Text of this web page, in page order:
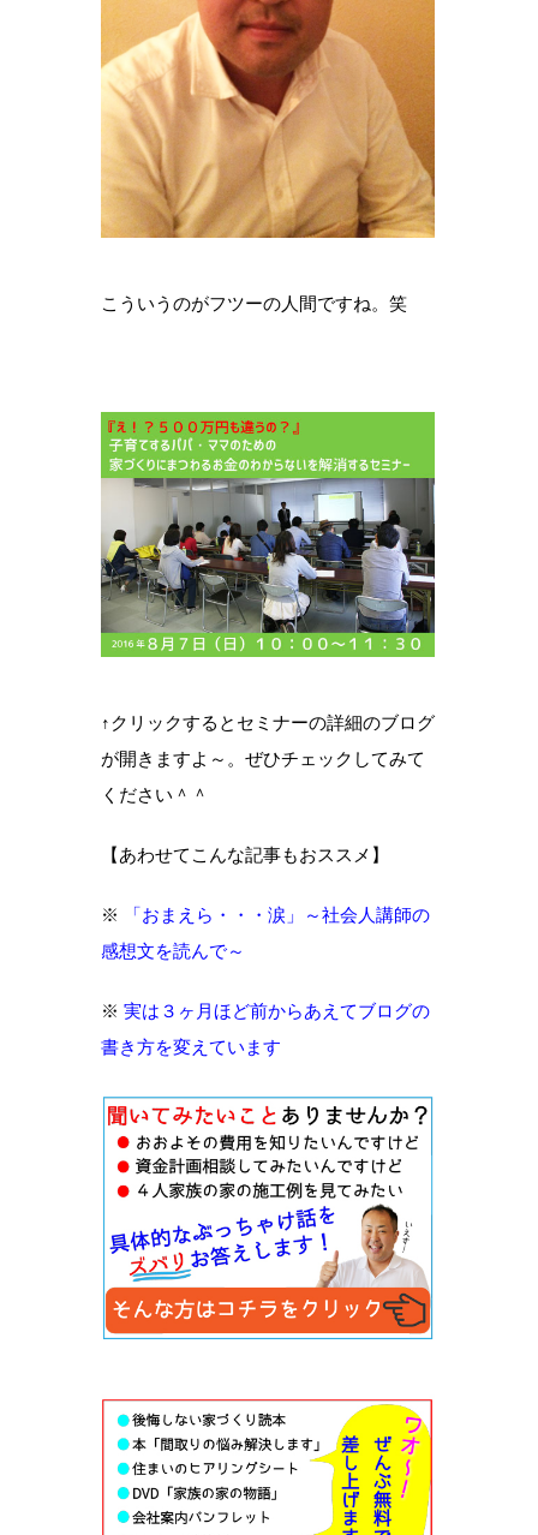
こういうのがフツーの人間ですね。笑
↑クリックするとセミナーの詳細のブログ
が開きますよ～。ぜひチェックしてみて
ください＾＾
【あわせてこんな記事もおススメ】
※
「おまえら・・・涙」～社会人講師の
感想文を読んで～
※ 実は３ヶ月ほど前からあえてブログの
書き方を変えています